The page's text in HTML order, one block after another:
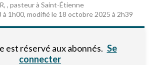
, pasteur à Saint-Étienne
à 1h00, modifié le 18 octobre 2025 à 2h39
est réservé aux abonnés. Se
connecter